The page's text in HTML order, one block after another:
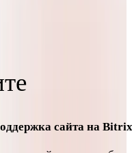
сайта на